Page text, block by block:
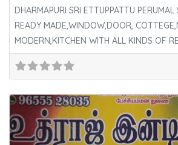
DHARMAPURI SRI ETTUPPATTU
READY MADE,WINDOW,DOOR,
MODERN,KITCHEN WITH ALL KINDS OF
DOOR IS